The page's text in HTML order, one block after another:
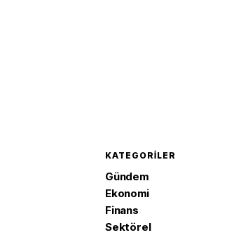
KATEGORILER
Gündem
Ekonomi
Finans
Sektörel